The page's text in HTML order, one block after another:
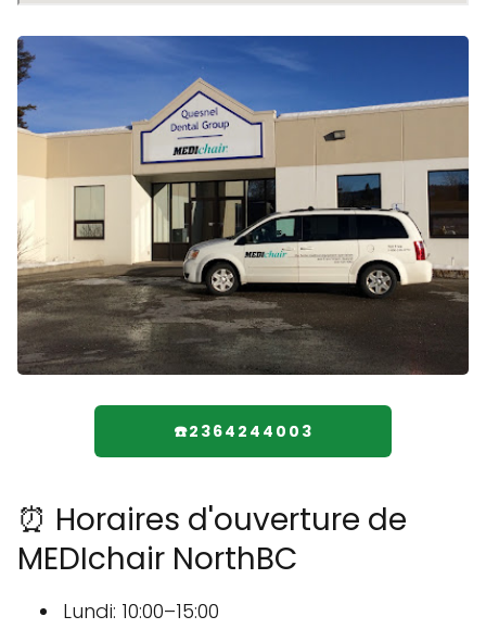
☎️2364244003
⏰ Horaires d'ouverture de
MEDIchair NorthBC
Lundi: 10:00–15:00